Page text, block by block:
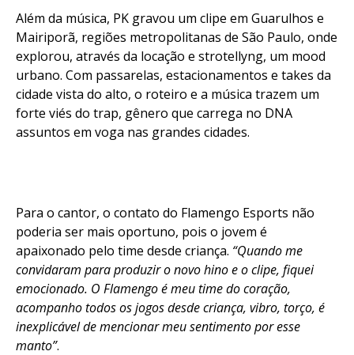
Além da música, PK gravou um clipe em Guarulhos e
Mairiporã, regiões metropolitanas de São Paulo, onde
explorou, através da locação e strotellyng, um mood
urbano. Com passarelas, estacionamentos e takes da
cidade vista do alto, o roteiro e a música trazem um
forte viés do trap, gênero que carrega no DNA
assuntos em voga nas grandes cidades.
Para o cantor, o contato do Flamengo Esports não
poderia ser mais oportuno, pois o jovem é
apaixonado pelo time desde criança. “Quando me
convidaram para produzir o novo hino e o clipe, fiquei
emocionado. O Flamengo é meu time do coração,
acompanho todos os jogos desde criança, vibro, torço, é
inexplicável de mencionar meu sentimento por esse
manto”.